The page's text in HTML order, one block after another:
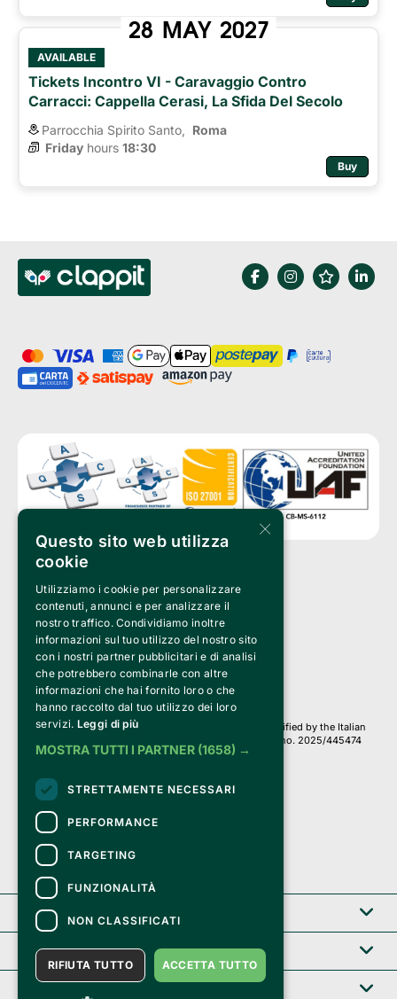
28 MAY 2027
AVAILABLE
Tickets Incontro VI - Caravaggio Contro
Carracci: Cappella Cerasi, La Sfida Del Secolo
Parrocchia Spirito Santo,
Roma
Friday hours 18:30
Buy
Clappit is a trademark of:
Bemils Srl
a Socio Unico
Via Fosse Ardeatine, 4 -20092 Cinisello Balsamo (MI)
PI 05589050961
Iscr. C.C.I.A.A. Milano R.E.A. 1833471
© 2010-2025 Bemils Srl - All rights reserved
Credits:
Clappit is based on the Belive 6.2 ticketing platform, certified by the Italian
Revenue Agency (Agenzia delle Entrate) under protocol no. 2025/445474
dated November 6, 2025.
they are secure and protected by an SSL certificate
with 128-bit encryption.
Clappit
Help center
×
Questo sito web utilizza
cookie
Utilizziamo i cookie per personalizzare
contenuti, annunci e per analizzare il
nostro traffico. Condividiamo inoltre
informazioni sul tuo utilizzo del nostro sito
con i nostri partner pubblicitari e di analisi
che potrebbero combinarle con altre
informazioni che hai fornito loro o che
hanno raccolto dal tuo utilizzo dei loro
servizi. Leggi di più
MOSTRA TUTTI I PARTNER (1658) →
STRETTAMENTE NECESSARI
PERFORMANCE
TARGETING
FUNZIONALITÀ
NON CLASSIFICATI
ACCETTA TUTTO
RIFIUTA TUTTO